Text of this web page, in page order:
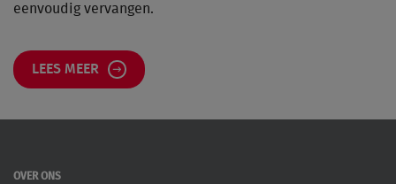
eenvoudig vervangen.
LEES MEER
OVER ONS